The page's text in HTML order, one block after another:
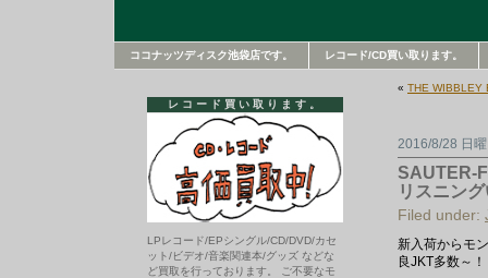
ココナッツディスク池袋店です。 レコード/CD買い取ります。
« THE WIBBLEY
2016/8/28 日
SAUTER-
リスニン
Filed under:
新入荷からモ
良JKT多数～
レコード買い取ります。
LPレコード/EPシングル/CD/DVD/カセ
ット/ビデオ/音楽関連本/グッズ などな
ど買取を行っております。 ご不要なモ